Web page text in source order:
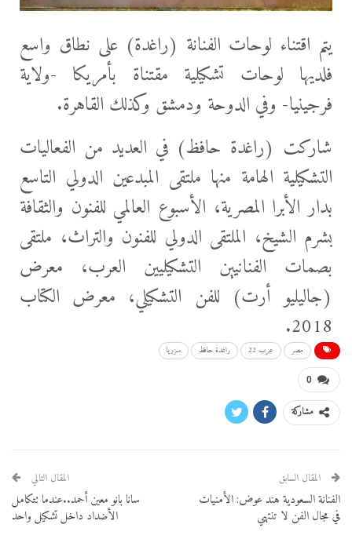
يتم اقتناء لوحات الفنانة (راغدة) على نطاق واسع
فلديها لوحات تشكيلية مقتناة بأمريكا -ولاية
فرجينيا- وفي الدوحة ودمشق وكذلك القاهرة.
شاركت (راغدة حافظ) في العديد من الفعاليات
التشكيلية الهامة منها ملتقى المبدعين الدولي التاسع
بدار الأبرا المصرية، الأسبوع العالمي للفنون والثقافة
بشرم الشيخ، الملتقى الدولي للفنون والتراث، ملتقى
بصمات الفنانيين التشكيليين العرب، معرض
(جاليليو أرت) للفن التشكيلي، معرض الكتاب
2018.
مصر عرب 22 راغدة حافظ سزريا
0
مشاركة
المقال السابق
الفنانة السعودية هند عوض: الأمنيات
في مجال الفن لا تنتهي
المقال التالي
سانا بانو معين أحمد..عندما تتكامل
الأضداد داخل تشكيل واحد